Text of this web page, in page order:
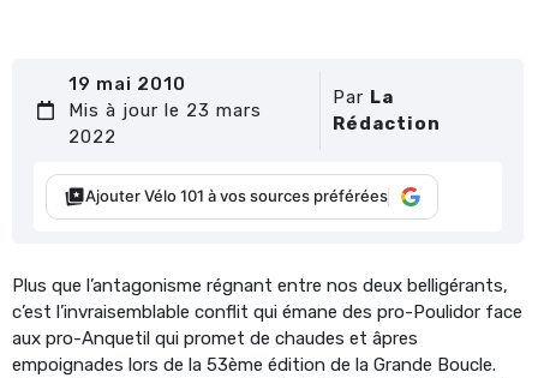
19 mai 2010
Mis à jour le 23 mars
2022
Par La
Rédaction
Ajouter Vélo 101 à vos sources préférées
Plus que l’antagonisme régnant entre nos deux belligérants,
c’est l’invraisemblable conflit qui émane des pro-Poulidor face
aux pro-Anquetil qui promet de chaudes et âpres
empoignades lors de la 53ème édition de la Grande Boucle.